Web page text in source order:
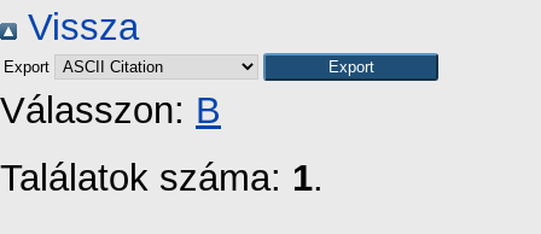
Vissza
Export
Válasszon: B
Találatok száma: 1.